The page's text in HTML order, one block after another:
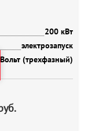
200 кВт
электрозапуск
(трехфазный)